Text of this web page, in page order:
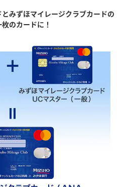
みずほマイレージクラブカードの
のカードに！